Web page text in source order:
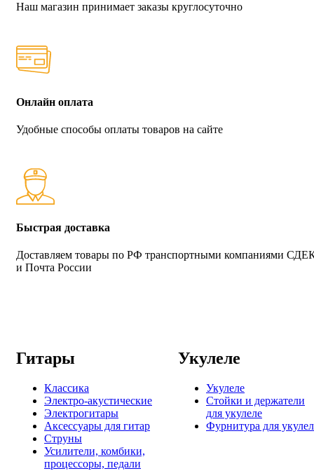
Наш магазин принимает заказы круглосуточно
Онлайн оплата
Удобные способы оплаты товаров на сайте
Быстрая доставка
Доставляем товары по РФ транспортными компаниями
и Почта России
Гитары
Классика
Электро-акустические
Электрогитары
Аксессуары для гитар
Струны
Усилители, комбики,
процессоры, педали
Укулеле
Укулеле
Стойки и держатели
для укулеле
Фурнитура для